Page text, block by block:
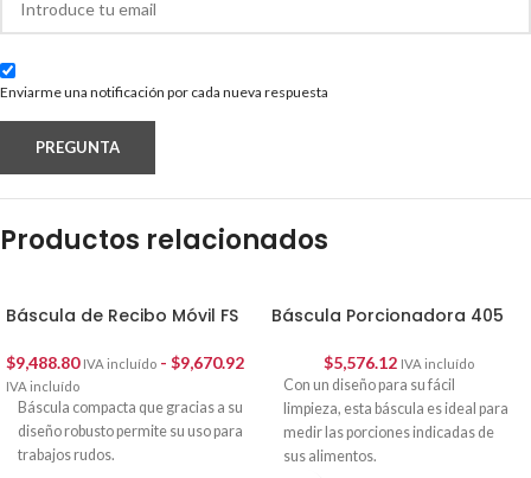
Enviarme una notificación por cada nueva respuesta
Productos relacionados
Báscula de Recibo Móvil FS
$9,488.80 IVA incluído - $9,670.92
IVA incluído
Báscula compacta que gracias a su
diseño robusto permite su uso para
trabajos rudos.
Báscula Porcionadora 405
$5,576.12 IVA incluído
Con un diseño para su fácil
limpieza, esta báscula es ideal para
medir las porciones indicadas de
sus alimentos.